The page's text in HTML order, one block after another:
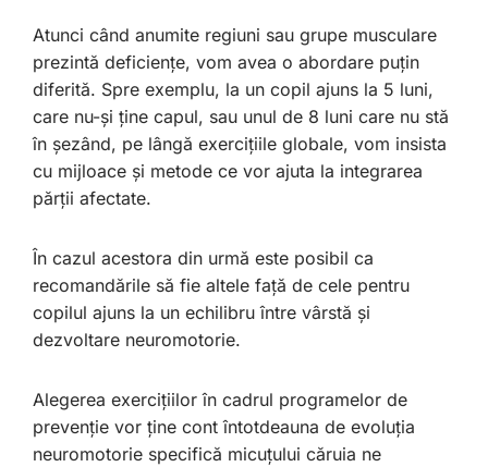
Atunci când anumite regiuni sau grupe musculare
prezintă deficiențe, vom avea o abordare puțin
diferită. Spre exemplu, la un copil ajuns la 5 luni,
care nu-și ține capul, sau unul de 8 luni care nu stă
în șezând, pe lângă exercițiile globale, vom insista
cu mijloace și metode ce vor ajuta la integrarea
părții afectate.
În cazul acestora din urmă este posibil ca
recomandările să fie altele față de cele pentru
copilul ajuns la un echilibru între vârstă și
dezvoltare neuromotorie.
Alegerea exercițiilor în cadrul programelor de
prevenție vor ține cont întotdeauna de evoluția
neuromotorie specifică micuțului căruia ne